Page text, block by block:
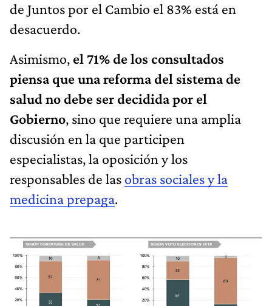
de Juntos por el Cambio el 83% está en
desacuerdo.
Asimismo, el 71% de los consultados
piensa que una reforma del sistema de
salud no debe ser decidida por el
Gobierno, sino que requiere una amplia
discusión en la que participen
especialistas, la oposición y los
responsables de las obras sociales y la
medicina prepaga.